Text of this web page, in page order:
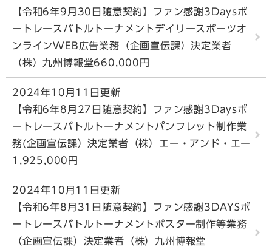
【令和6年9月30日随意契約】ファン感謝3Daysボ
ートレースバトルトーナメントデイリースポーツオ
ンラインWEB広告業務（企画宣伝課）決定業者
（株）九州博報堂660,000円
2024年10月11日更新
【令和6年8月27日随意契約】ファン感謝3Daysボ
ートレースバトルトーナメントパンフレット制作業
務(企画宣伝課）決定業者（株）エー・アンド・エー
1,925,000円
2024年10月11日更新
【令和6年8月31日随意契約】ファン感謝3DAYSボ
ートレースバトルトーナメントポスター制作等業務
（企画宣伝課）決定業者（株）九州博報堂